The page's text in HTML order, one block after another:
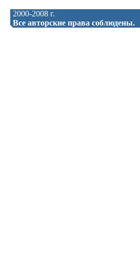
2000-2008 г.
Все авторские права соблюдены.